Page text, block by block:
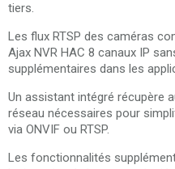
tiers.
Les flux RTSP des caméras
Ajax NVR HAC 8 canaux IP
supplémentaires dans les
Un assistant intégré récupère
réseau nécessaires pour
via ONVIF ou RTSP.
Les fonctionnalités